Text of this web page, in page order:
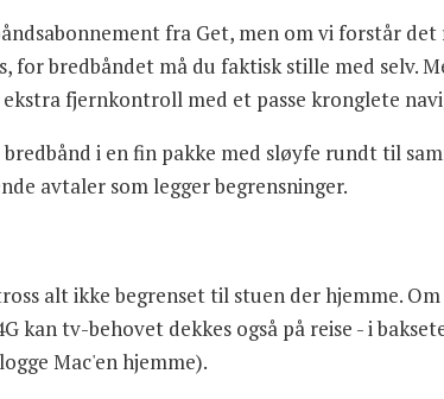
fra Get, men om vi forstår
for bredbåndet må du faktisk stille med selv.
fjernkontroll med et passe kronglete
i en fin pakke med sløyfe rundt til
avtaler som legger begrensninger.
alt ikke begrenset til stuen der hjemme.
kan tv-behovet dekkes også på reise - i
Mac'en hjemme).